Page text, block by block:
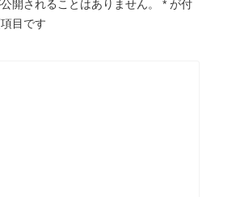
開されることはありません。 * が付
目です